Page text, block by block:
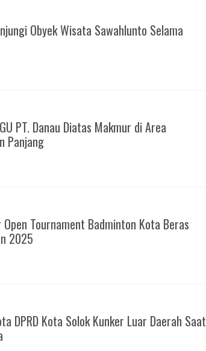
Obyek Wisata Sawahlunto Selama
PT. Danau Diatas Makmur di Area
Panjang
Open Tournament Badminton Kota Beras
2025
DPRD Kota Solok Kunker Luar Daerah Saat